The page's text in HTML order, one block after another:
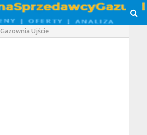
Gazownia Ujście